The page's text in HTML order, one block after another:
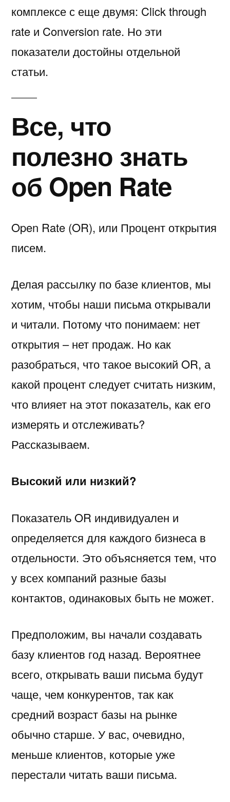
комплексе с еще двумя: Click through
rate и Conversion rate. Но эти
показатели достойны отдельной
статьи.
Все, что
полезно знать
об Open Rate
Open Rate (OR), или Процент открытия
писем.
Делая рассылку по базе клиентов, мы
хотим, чтобы наши письма открывали
и читали. Потому что понимаем: нет
открытия – нет продаж. Но как
разобраться, что такое высокий OR, а
какой процент следует считать низким,
что влияет на этот показатель, как его
измерять и отслеживать?
Рассказываем.
Высокий или низкий?
Показатель OR индивидуален и
определяется для каждого бизнеса в
отдельности. Это объясняется тем, что
у всех компаний разные базы
контактов, одинаковых быть не может.
Предположим, вы начали создавать
базу клиентов год назад. Вероятнее
всего, открывать ваши письма будут
чаще, чем конкурентов, так как
средний возраст базы на рынке
обычно старше. У вас, очевидно,
меньше клиентов, которые уже
перестали читать ваши письма.